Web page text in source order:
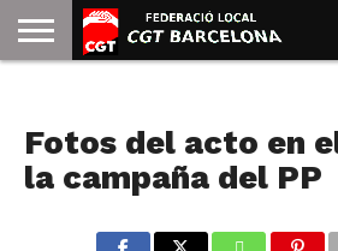
GOLDMAN
Fotos del acto en
la campaña del PP